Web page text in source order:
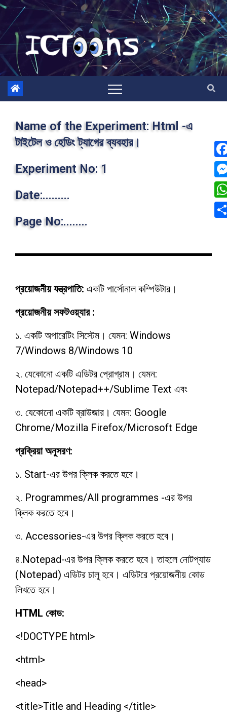
Name of the Experiment: Html -এ
টাইটেল ও হেডিং ট্যাগের ব্যবহার।
Experiment No: 1
Date:.........
Page No:........
প্রয়োজনীয় যন্ত্রপাতি: একটি পার্সোনাল কম্পিউটার।
প্রয়োজনীয় সফটওয়্যার :
১. একটি অপারেটিং সিস্টেম। যেমন: Windows
7/Windows 8/Windows 10
২. যেকোনো একটি এডিটর প্রোগ্রাম। যেমন:
Notepad/Notepad++/Sublime Text এবং
৩. যেকোনো একটি ব্রাউজার। যেমন: Google
Chrome/Mozilla Firefox/Microsoft Edge
প্রক্রিয়া অনুসরণ:
১. Start-এর উপর ক্লিক করতে হবে।
২. Programmes/All programmes -এর উপর
ক্লিক করতে হবে।
৩. Accessories-এর উপর ক্লিক করতে হবে।
৪.Notepad-এর উপর ক্লিক করতে হবে। তাহলে নোটপ্যাড
(Notepad) এডিটর চালু হবে। এডিটরে প্রয়োজনীয় কোড
লিখতে হবে।
HTML কোড:
<!DOCTYPE html>
<html>
<head>
<title>Title and Heading </title>
F
a
c
e
M
e
s
W